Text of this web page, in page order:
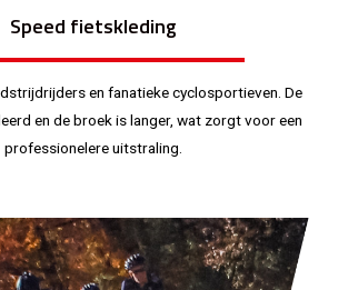
Speed fietskleding
en fanatieke cyclosportieven. De
en de broek is langer, wat zorgt voor een
professionelere uitstraling.